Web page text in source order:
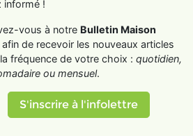
informé !
vous à notre Bulletin Maison
afin de recevoir les nouveaux articles
fréquence de votre choix : quotidien,
ou mensuel.
S'inscrire à l'infolettre